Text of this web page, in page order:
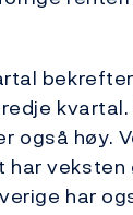
også høy.
har
har